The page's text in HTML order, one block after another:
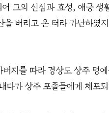
그의 신심과 효성, 애긍 생
을 버리고 온 터라 가난하였
지를 따라 경상도 상주 멍
다가 상주 포졸들에게 체포